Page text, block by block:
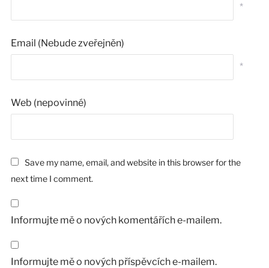
*
Email (Nebude zveřejněn)
*
Web (nepovinné)
Save my name, email, and website in this browser for the
next time I comment.
Informujte mě o nových komentářích e-mailem.
Informujte mě o nových příspěvcích e-mailem.